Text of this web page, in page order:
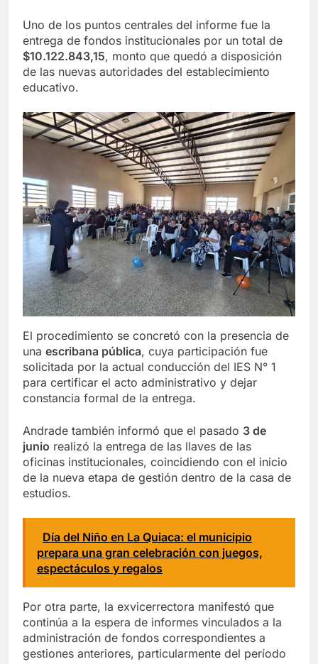
Uno de los puntos centrales del informe fue la
entrega de fondos institucionales por un total de
$10.122.843,15, monto que quedó a disposición
de las nuevas autoridades del establecimiento
educativo.
El procedimiento se concretó con la presencia de
una escribana pública, cuya participación fue
solicitada por la actual conducción del IES N° 1
para certificar el acto administrativo y dejar
constancia formal de la entrega.
Andrade también informó que el pasado 3 de
junio realizó la entrega de las llaves de las
oficinas institucionales, coincidiendo con el inicio
de la nueva etapa de gestión dentro de la casa de
estudios.
Día del Niño en La Quiaca: el municipio
prepara una gran celebración con juegos,
espectáculos y regalos
Por otra parte, la exvicerrectora manifestó que
continúa a la espera de informes vinculados a la
administración de fondos correspondientes a
gestiones anteriores, particularmente del período